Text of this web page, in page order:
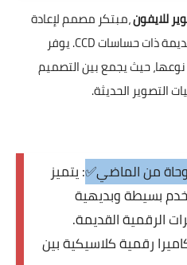
للايفون،مبتكر مصمم لإعادة
إحياء سحر الكاميرات الرقمية القديمة ذات حساسات CCD. يوفر
حيث يجمع بين التصميم
التصوير الحديثة.
من الماضي✅: يتميز
بسيطة وبديهية
الرقمية القديمة.
رقمية كلاسيكية بين